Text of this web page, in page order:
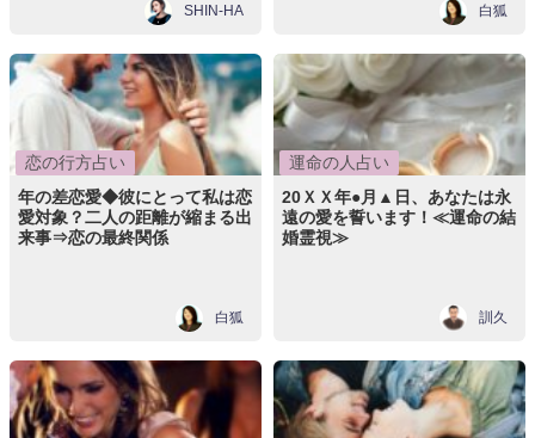
SHIN-HA 白狐
恋の行方占い
年の差恋愛◆彼にとって私は恋
愛対象？二人の距離が縮まる出
来事⇒恋の最終関係
白狐
運命の人占い
20ＸＸ年●月▲日、あなたは永
遠の愛を誓います！≪運命の結
婚霊視≫
訓久